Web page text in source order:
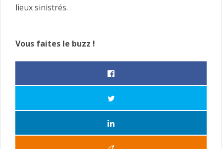
lieux sinistrés.
Vous faites le buzz !